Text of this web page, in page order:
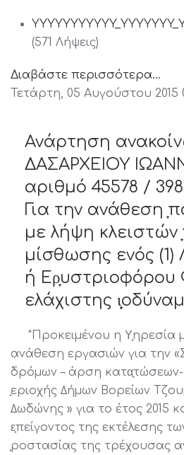
(571 Λήψεις)
Διαβάστε περισσότερα...
Τετάρτη, 05 Αυγούστου 2015
Ανάρτηση
ΔΑΣΑΡΧΕΙΟΥ
αριθμό 45578 /
Για την ανάθεση
µε λήψη
µίσθωσης ενός
ή
ελάχιστης
"Προκειµένου η Υ̟ηρεσία
ανάθεση εργασιών για την
δρόµων – άρση
̟εριοχής ∆ήµων Βορείων
∆ωδώνης » για το έτος 2015
ε̟πείγοντος της εκτέλεσης
̟ροστασίας της τρέχουσας